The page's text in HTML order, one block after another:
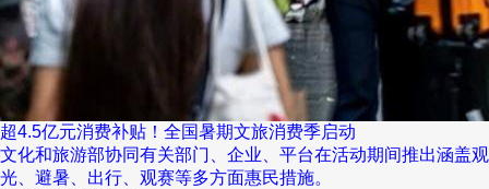
超4.5亿元消费补贴！全国暑期文旅消费季启动
文化和旅游部协同有关部门、企业、平台在活动期间推出涵盖观
光、避暑、出行、观赛等多方面惠民措施。